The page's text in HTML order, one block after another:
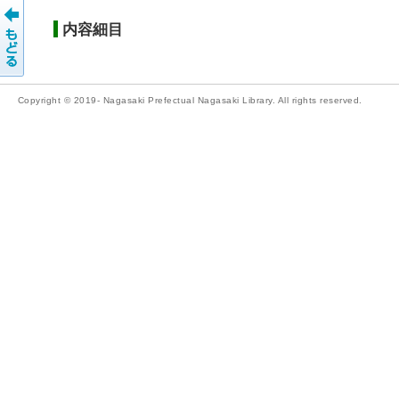
内容細目
Copyright © 2019- Nagasaki Prefectual Nagasaki Library. All rights reserved.